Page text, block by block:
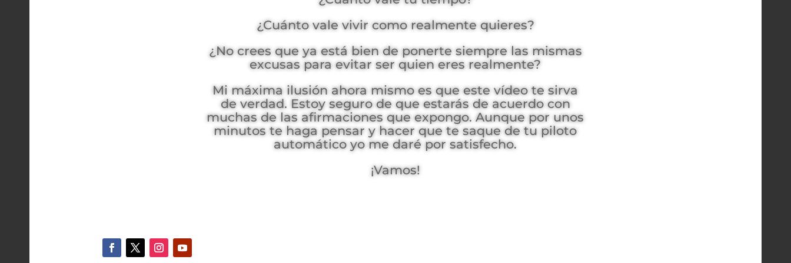
¿Cuánto vale vivir como realmente quieres?
¿No crees que ya está bien de ponerte siempre las mismas
excusas para evitar ser quien eres realmente?
Mi máxima ilusión ahora mismo es que este vídeo te sirva
de verdad. Estoy seguro de que estarás de acuerdo con
muchas de las afirmaciones que expongo. Aunque por unos
minutos te haga pensar y hacer que te saque de tu piloto
automático yo me daré por satisfecho.
¡Vamos!